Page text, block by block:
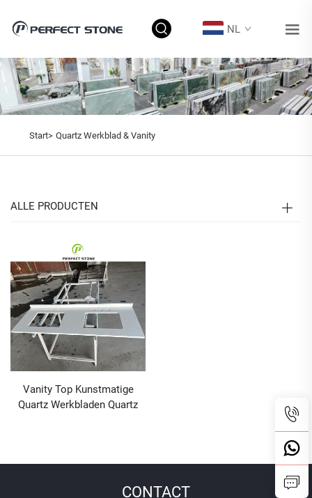
NL
Start> Quartz Werkblad & Vanity
ALLE PRODUCTEN
Vanity Top Kunstmatige
Quartz Werkbladen Quartz
CONTACT